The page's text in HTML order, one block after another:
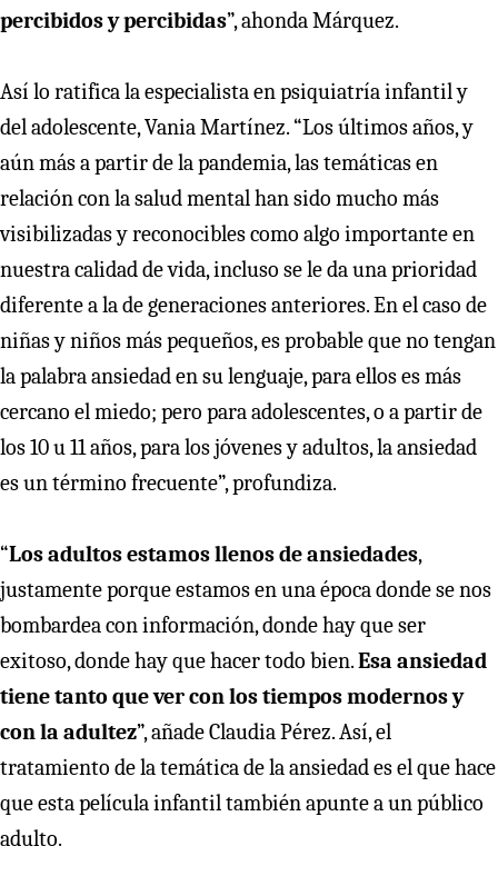
percibidos y percibidas”, ahonda Márquez.
Así lo ratifica la especialista en psiquiatría infantil y
del adolescente, Vania Martínez. “Los últimos años, y
aún más a partir de la pandemia, las temáticas en
relación con la salud mental han sido mucho más
visibilizadas y reconocibles como algo importante en
nuestra calidad de vida, incluso se le da una prioridad
diferente a la de generaciones anteriores. En el caso de
niñas y niños más pequeños, es probable que no tengan
la palabra ansiedad en su lenguaje, para ellos es más
cercano el miedo; pero para adolescentes, o a partir de
los 10 u 11 años, para los jóvenes y adultos, la ansiedad
es un término frecuente”, profundiza.
“Los adultos estamos llenos de ansiedades,
justamente porque estamos en una época donde se nos
bombardea con información, donde hay que ser
exitoso, donde hay que hacer todo bien.Esa ansiedad
tiene tanto que ver con los tiempos modernos y
con la adultez”, añade Claudia Pérez. Así, el
tratamiento de la temática de la ansiedad es el que hace
que esta película infantil también apunte a un público
adulto.